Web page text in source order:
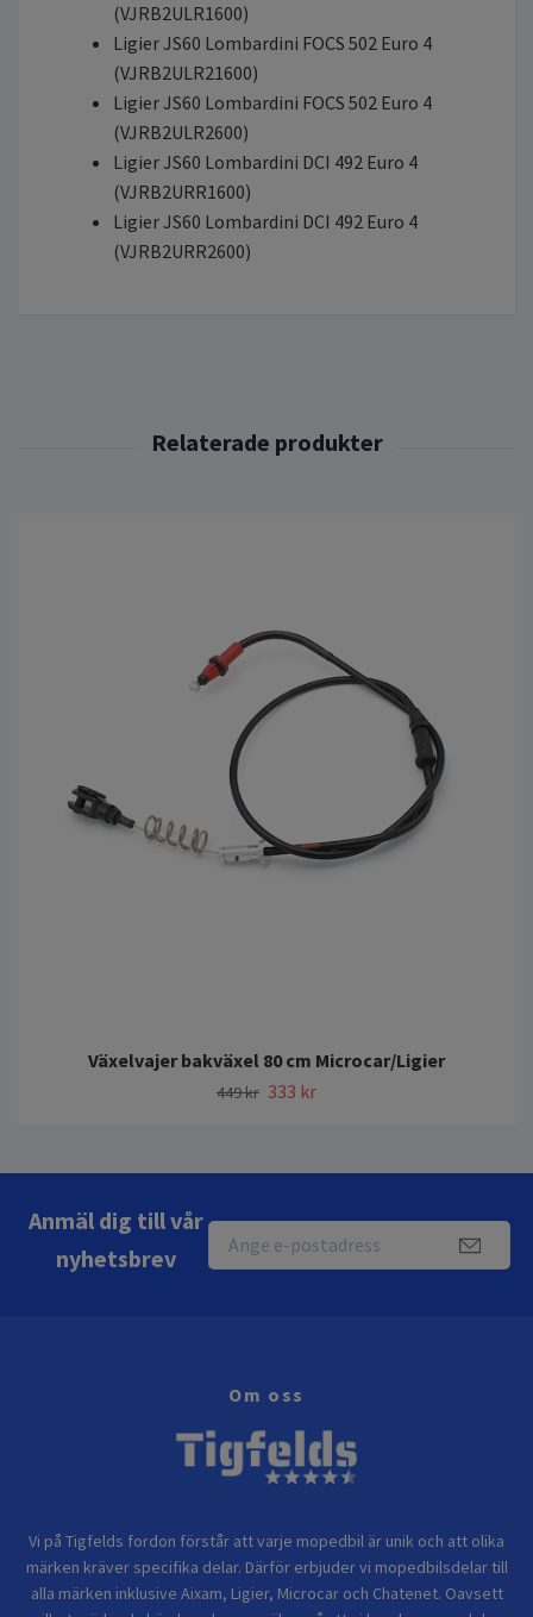
(VJRB2ULR1600)
Ligier JS60 Lombardini FOCS 502 Euro 4
(VJRB2ULR21600)
Ligier JS60 Lombardini FOCS 502 Euro 4
(VJRB2ULR2600)
Ligier JS60 Lombardini DCI 492 Euro 4
(VJRB2URR1600)
Ligier JS60 Lombardini DCI 492 Euro 4
(VJRB2URR2600)
Växelvajer bakväxel 80 cm Microcar/Ligier
449 kr 333 kr
Anmäl dig till vår
nyhetsbrev
Om oss
Vi på Tigfelds fordon förstår att varje mopedbil är unik och att olika
märken kräver specifika delar. Därför erbjuder vi mopedbilsdelar till
alla märken inklusive Aixam, Ligier, Microcar och Chatenet. Oavsett